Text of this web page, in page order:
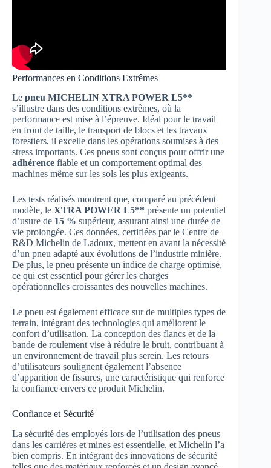
Performances en Conditions Extrêmes
Le pneu MICHELIN XTRA POWER L5**
s’illustre dans des conditions extrêmes, où la
performance est mise à l’épreuve. Idéal pour le travail
en front de taille, le transport de blocs et les travaux
forestiers, il excelle dans les opérations soumises à des
stress importants. Ces pneus sont conçus pour offrir une
adhérence fiable et un comportement optimal des
machines même sur les sols les plus exigeants.
Les tests réalisés montrent que, comparé au précédent
modèle, le XTRA POWER L5** présente un potentiel
d’usure de 15 % supérieur, assurant ainsi une durée de
vie prolongée. Ces données, certifiées par le Centre de
R&D Michelin de Ladoux, mettent en avant la nécessité
d’un pneu adapté aux évolutions de l’industrie minière.
De plus, le pneu présente un indice de charge optimisé,
ce qui est essentiel pour gérer les charges
opérationnelles croissantes des nouvelles machines.
Le pneu est également efficace sur de multiples types de
terrain, intégrant des technologies qui améliorent le
confort d’utilisation. La conception des flancs et de la
bande de roulement vise à réduire le bruit, contribuant à
un environnement de travail plus serein. Les retours
d’utilisateurs soulignent également l’absence
d’apparition de fissures, une caractéristique qui renforce
la confiance envers ce produit Michelin.
Confiance et Sécurité
La sécurité des employés lors de l’utilisation des pneus
dans les carrières et mines est essentielle, et Michelin l’a
bien compris. En intégrant des innovations de sécurité